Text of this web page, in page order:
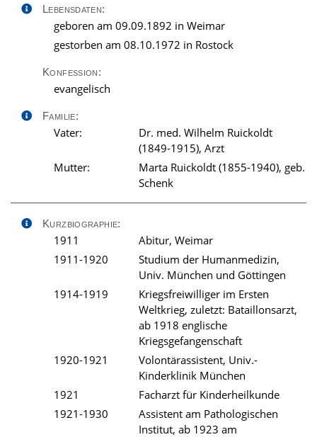
Lebensdaten:
geboren am 09.09.1892 in Weimar
gestorben am 08.10.1972 in Rostock
Konfession:
evangelisch
Familie:
Vater:
Dr. med. Wilhelm Ruickoldt
(1849-1915), Arzt
Mutter:
Marta Ruickoldt (1855-1940), geb.
Schenk
Kurzbiographie:
1911
Abitur, Weimar
1911-1920
Studium der Humanmedizin,
Univ. München und Göttingen
1914-1919
Kriegsfreiwilliger im Ersten
Weltkrieg, zuletzt: Bataillonsarzt,
ab 1918 englische
Kriegsgefangenschaft
1920-1921
Volontärassistent, Univ.-
Kinderklinik München
1921
Facharzt für Kinderheilkunde
1921-1930
Assistent am Pathologischen
Institut, ab 1923 am